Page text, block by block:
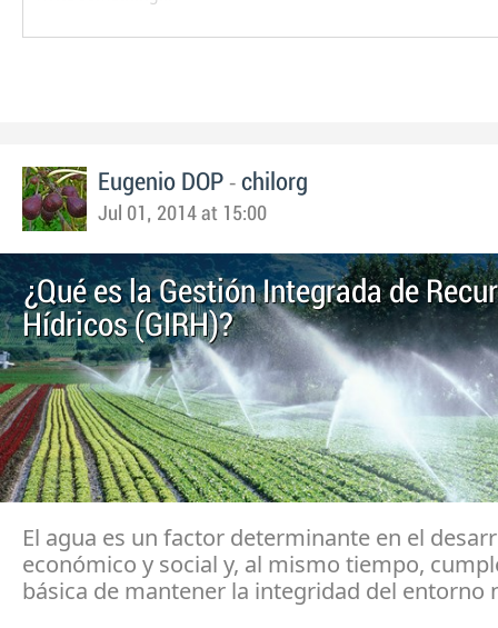
Eugenio DOP - chilorg
Jul 01, 2014 at 15:00
¿Qué es la Gestión Integrada de
Hídricos (GIRH)?
El agua es un factor determinante en el
económico y social y, al mismo tiempo,
básica de mantener la integridad del entorno